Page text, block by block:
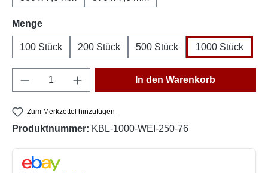
Mengeauswählen
100 Stück 200 Stück 500 Stück 1000 Stück
Produkt Anzahl: Gib den gewünschten
In den Warenkorb
Zum Merkzettel hinzufügen
Produktnummer: KBL-1000-WEI-250-76